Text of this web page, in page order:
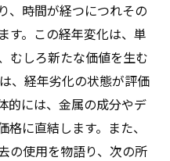
、時間が経つにつれその
す。この経年変化は、単
むしろ新たな価値を生む
、経年劣化の状態が評価
的には、金属の成分やデ
に直結します。また、
の使用を物語り、次の所